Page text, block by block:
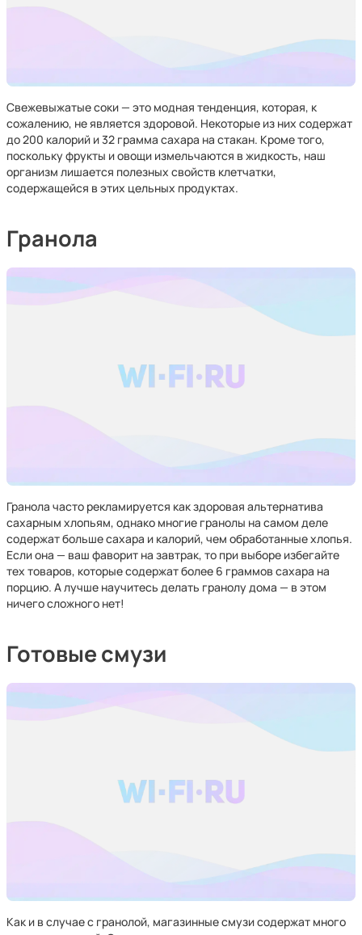
Свежевыжатые соки — это модная тенденция, которая, к
сожалению, не является здоровой. Некоторые из них содержат
до 200 калорий и 32 грамма сахара на стакан. Кроме того,
поскольку фрукты и овощи измельчаются в жидкость, наш
организм лишается полезных свойств клетчатки,
содержащейся в этих цельных продуктах.
Гранола
Гранола часто рекламируется как здоровая альтернатива
сахарным хлопьям, однако многие гранолы на самом деле
содержат больше сахара и калорий, чем обработанные хлопья.
Если она — ваш фаворит на завтрак, то при выборе избегайте
тех товаров, которые содержат более 6 граммов сахара на
порцию. А лучше научитесь делать гранолу дома — в этом
ничего сложного нет!
Готовые смузи
Как и в случае с гранолой, магазинные смузи содержат много